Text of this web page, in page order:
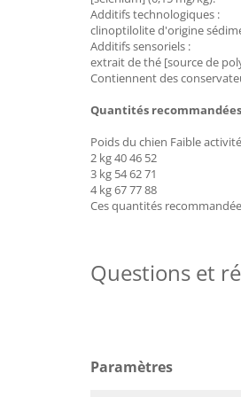
Additifs technologiques :
clinoptilolite d'origine
Additifs sensoriels :
extrait de thé [source de
Contiennent des
Quantités
Poids du chien Faible
2 kg 40 46 52
3 kg 54 62 71
4 kg 67 77 88
Ces quantités
Questions et
Paramètres